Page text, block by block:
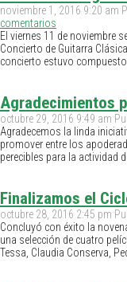
noviembre 1, 2016 9:20 am
comentarios
El viernes 11 de noviembre
Concierto de Guitarra
concierto estuvo
Agradecimientos
octubre 29, 2016 9:49 am
Agradecemos la linda
promover entre los
perecibles para la actividad
Finalizamos el
octubre 28, 2016 2:45 pm
Concluyó con éxito la
una selección de cuatro
Tessa, Claudia Conserva,